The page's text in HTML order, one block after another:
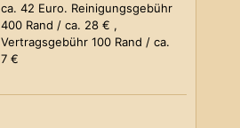
ca. 42 Euro. Reinigungsgebühr
400 Rand / ca. 28 € ,
Vertragsgebühr 100 Rand / ca.
7 €